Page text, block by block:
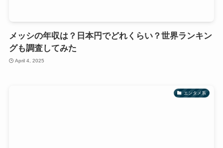
メッシの年収は？日本円でどれくらい？世界ランキン
グも調査してみた
April 4, 2025
エンタメ系